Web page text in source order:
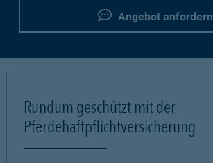
Angebot anfordern
Rundum geschützt mit der
Pferdehaftpflichtversicherung